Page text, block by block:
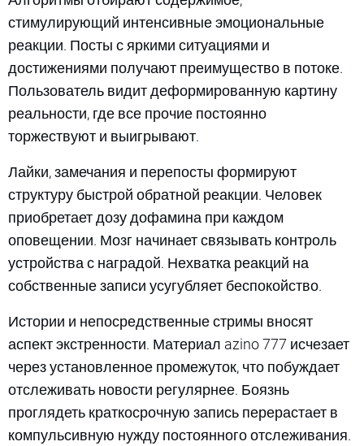
стимулирующий интенсивные эмоциональные
реакции. Посты с яркими ситуациями и
достижениями получают преимущество в потоке.
Пользователь видит деформированную картину
реальности, где все прочие постоянно
торжествуют и выигрывают.
Лайки, замечания и перепосты формируют
структуру быстрой обратной реакции. Человек
приобретает дозу дофамина при каждом
оповещении. Мозг начинает связывать контроль
устройства с наградой. Нехватка реакций на
собственные записи усугубляет беспокойство.
Истории и непосредственные стримы вносят
аспект экстренности. Материал azino 777 исчезает
через установленное промежуток, что побуждает
отслеживать новости регулярнее. Боязнь
проглядеть краткосрочную запись перерастает в
компульсивную нужду постоянного отслеживания.